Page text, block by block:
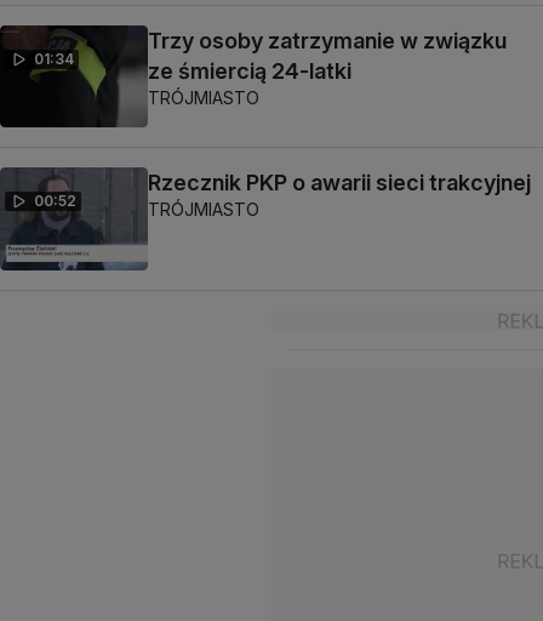
01:34
Trzy osoby zatrzymanie w związku
ze śmiercią 24-latki
TRÓJMIASTO
00:52
Rzecznik PKP o awarii sieci trakcyjnej
TRÓJMIASTO